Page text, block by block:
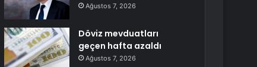
Ağustos 7, 2026
Döviz mevduatları
geçen hafta azaldı
Ağustos 7, 2026